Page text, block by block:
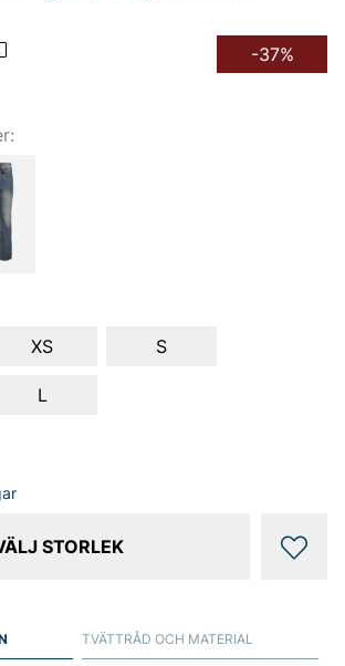
-37%
XS S
L
STORLEK
TVÄTTRÅD OCH MATERIAL